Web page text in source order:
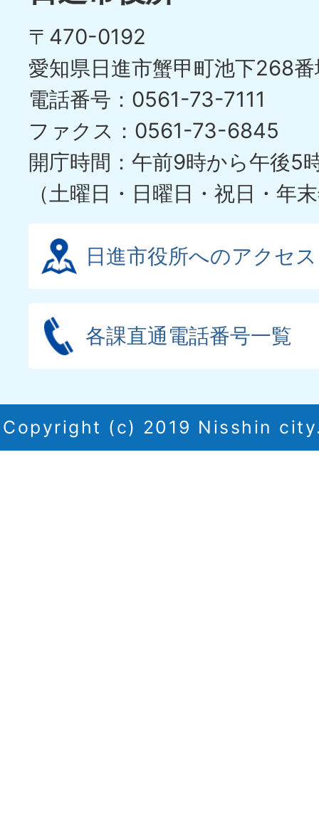
〒470-0192
愛知県日進市蟹甲町池下268
電話番号：0561-73-7111
ファクス：0561-73-6845
開庁時間：午前9時から午後5
（土曜日・日曜日・祝日・年
日進市役所へのアクセス
各課直通電話番号一覧
Copyright (c) 2019 Nisshin